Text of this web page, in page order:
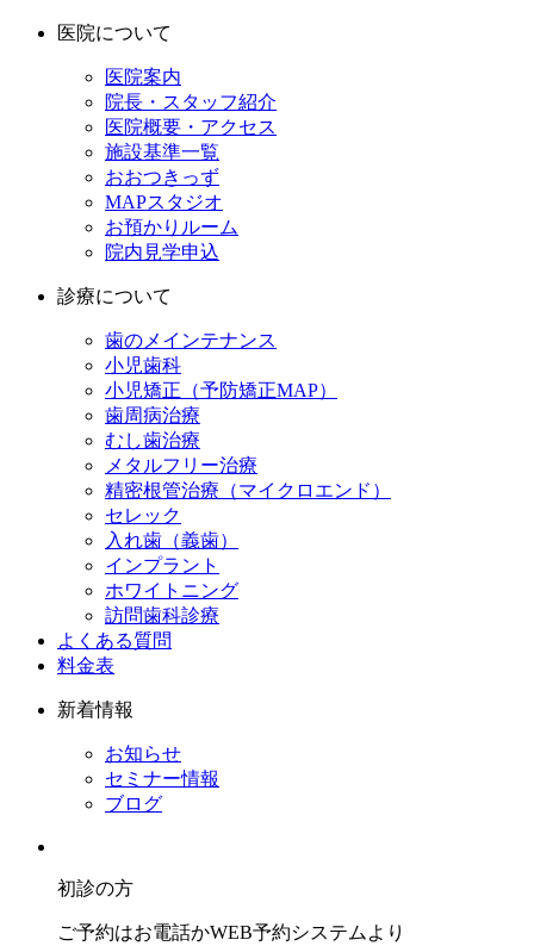
医院について
医院案内
院長・スタッフ紹介
医院概要・アクセス
施設基準一覧
おおつきっず
MAPスタジオ
お預かりルーム
院内見学申込
診療について
歯のメインテナンス
小児歯科
小児矯正（予防矯正MAP）
歯周病治療
むし歯治療
メタルフリー治療
精密根管治療（マイクロエンド）
セレック
入れ歯（義歯）
インプラント
ホワイトニング
訪問歯科診療
よくある質問
料金表
新着情報
お知らせ
セミナー情報
ブログ
初診の方
ご予約はお電話かWEB予約システムより